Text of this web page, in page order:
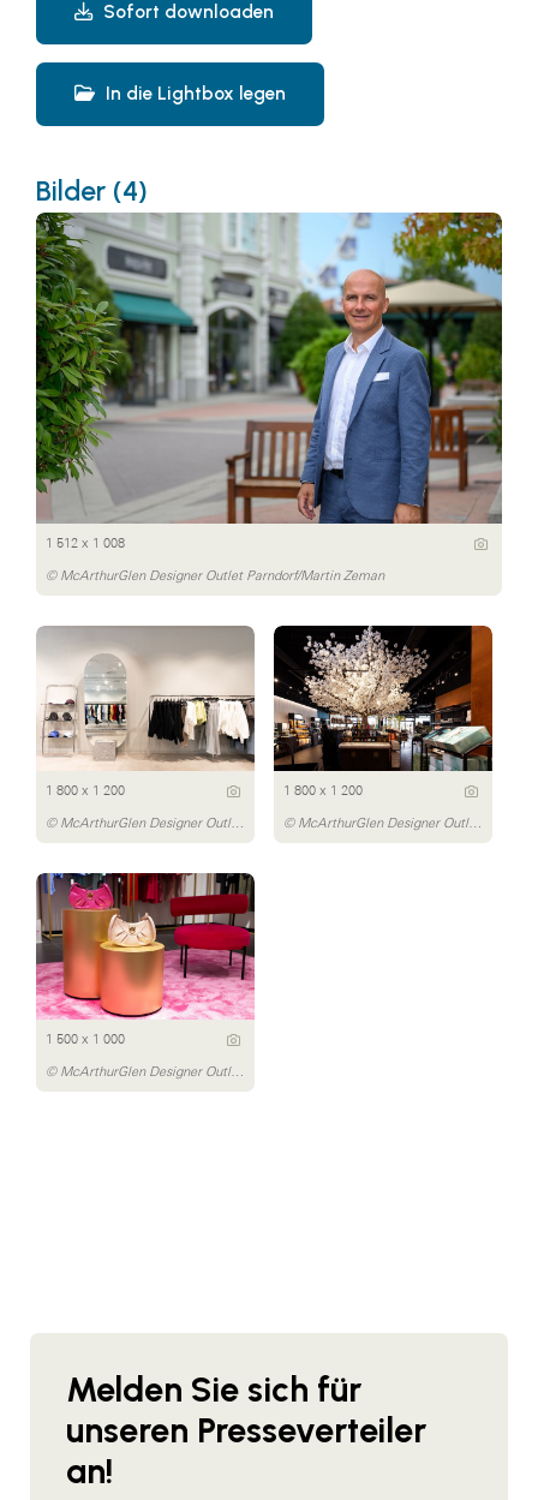
Sofort downloaden
In die Lightbox legen
Bilder (4)
1 512 x 1 008
© McArthurGlen Designer Outlet Parndorf/Martin Zeman
1 800 x 1 200
© McArthurGlen Designer Outlet Parndorf/Daniel Bointner
1 800 x 1 200
© McArthurGlen Designer Outlet Parndorf/Daniel Bointner
1 500 x 1 000
© McArthurGlen Designer Outlet Parndorf/Daniel Bointner
Melden Sie sich für
unseren Presseverteiler
an!